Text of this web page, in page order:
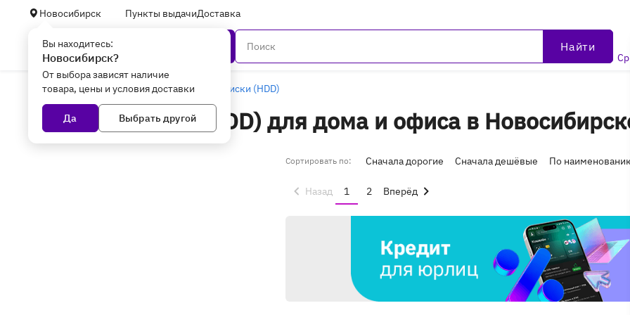
Новосибирск Пункты выдачиДоставка
Вы находитесь:
Новосибирск?
От выбора зависят наличие
товара, цены и условия доставки
Да Выбрать другой
Найти
Главная Комплектующие Жесткие диски (HDD)
Жесткие диски (HDD) для дома и офиса в
Сортировать по: Сначала дорогие Сначала дешёвые По
Назад 1 2 Вперёд